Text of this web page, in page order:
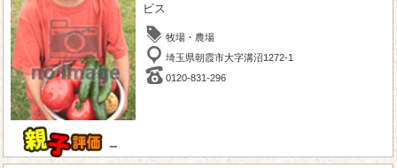
－
ビス
牧場・農場
埼玉県朝霞市大字溝沼1272-1
0120-831-296